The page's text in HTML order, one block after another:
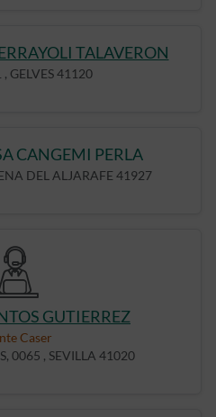
TALAVERON
, GELVES 41120
CANGEMI PERLA
DEL ALJARAFE 41927
GUTIERREZ
Caser
0065 , SEVILLA 41020